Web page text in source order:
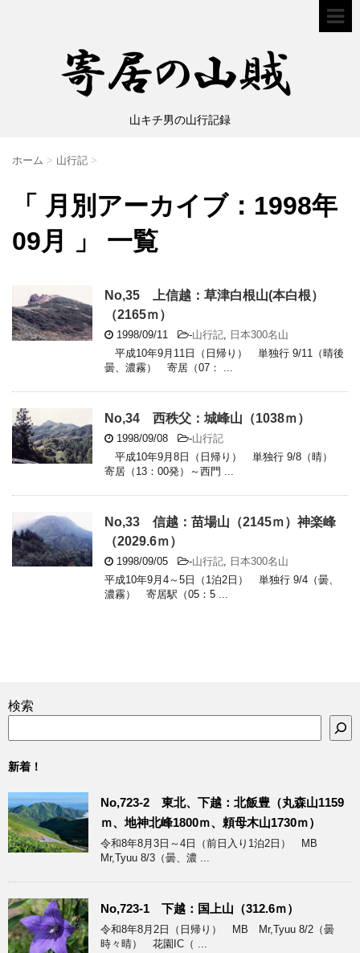
山キチ男の山行記録
ホーム > 山行記 >
「 月別アーカイブ：1998年
09月 」 一覧
No,35 上信越：草津白根山(本白根）
（2165ｍ）
1998/09/11 -山行記
日本300名山
平成10年9月11日（日帰り） 単独行 9/11（晴後
曇、濃霧） 寄居（07： ...
No,34 西秩父：城峰山（1038ｍ）
1998/09/08 -山行記
平成10年9月8日（日帰り） 単独行 9/8（晴）
寄居（13：00発）～西門 ...
No,33 信越：苗場山（2145ｍ）神楽峰
（2029.6ｍ）
1998/09/05 -山行記
日本300名山
平成10年9月4～5日（1泊2日） 単独行 9/4（曇、
濃霧） 寄居駅（05：5 ...
検索
新着！
No,723-2 東北、下越：北飯豊（丸森山1159
ｍ、地神北峰1800ｍ、頼母木山1730ｍ）
令和8年8月3日～4日（前日入り1泊2日） MB
Mr,Tyuu 8/3（曇、濃 ...
No,723-1 下越：国上山（312.6ｍ）
令和8年8月2日（日帰り） MB Mr,Tyuu 8/2（曇
時々晴） 花園IC（ ...